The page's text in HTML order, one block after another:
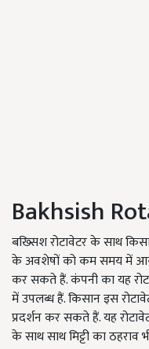
Bakhsish
बख्सिश रोटावेटर के साथ
के अवशेषों को कम समय में
कर सकते हैं. कंपनी का यह
में उपलब्ध हैं. किसान इस
प्रदर्शन कर सकते हैं. यह
के साथ साथ मिट्टी का ठहराव